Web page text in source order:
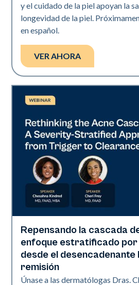
y el cuidado de la piel apoyan la
longevidad de la piel.
en español.
VER AHORA
Neo Elite
Repensando la cascada
enfoque estratificado por
desde el desencadenante
remisión
Únase a las dermatólogas Dras.